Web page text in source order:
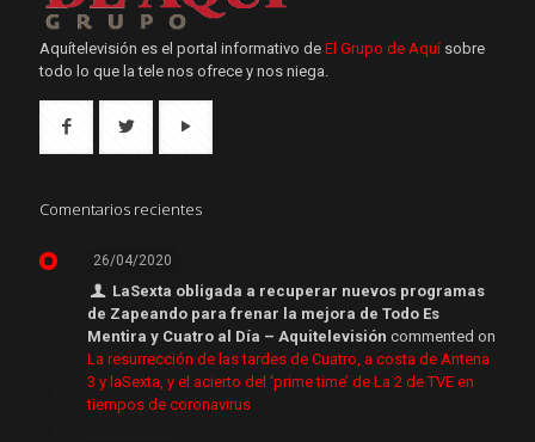
Aquítelevisión es el portal informativo de El Grupo de Aquí sobre
todo lo que la tele nos ofrece y nos niega.
Comentarios recientes
26/04/2020
LaSexta obligada a recuperar nuevos programas
de Zapeando para frenar la mejora de Todo Es
Mentira y Cuatro al Día – Aquitelevisión commented on
La resurrección de las tardes de Cuatro, a costa de Antena
3 y laSexta, y el acierto del ‘prime time’ de La 2 de TVE en
tiempos de coronavirus